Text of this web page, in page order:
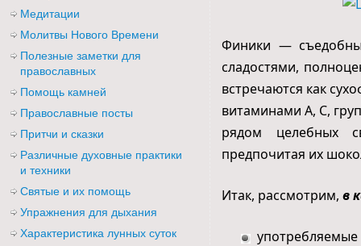
Финики —
сладостями,
встречаются как
витаминами А, С,
рядом целебных
предпочитая их
Итак, рассмотрим, в
Медитации
Молитвы Нового Времени
Полезные заметки для
православных
Помощь камней
Православные посты
Притчи и сказки
Различные духовные практики
и техники
Святые и их помощь
Упражнения для дыхания
Характеристика лунных суток